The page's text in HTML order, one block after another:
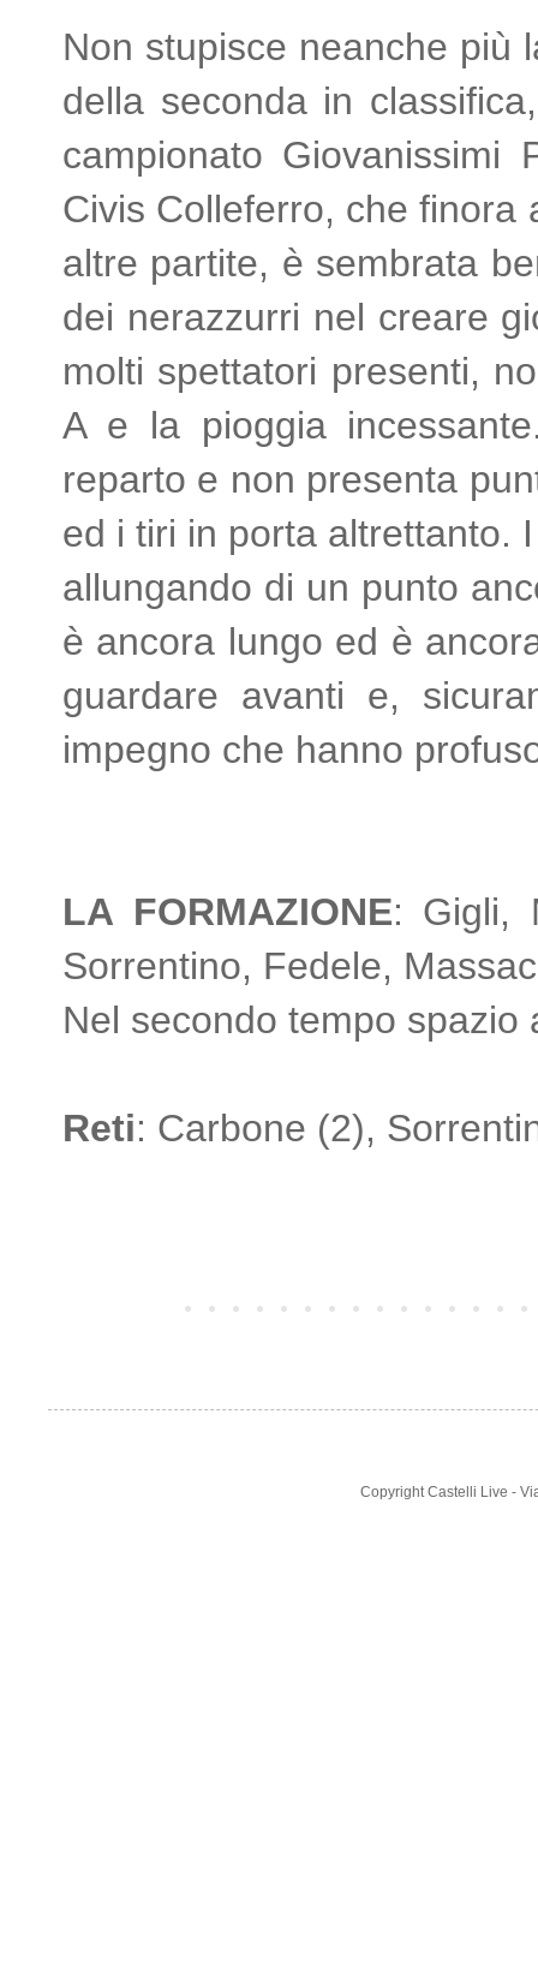
Non stupisce neanche più
della seconda in
campionato
Civis Colleferro, che finora
altre partite, è sembrata
dei nerazzurri nel creare
molti spettatori presenti,
A e la pioggia
reparto e non presenta
ed i tiri in porta altrettanto.
allungando di un punto
è ancora lungo ed è
guardare avanti e,
impegno che hanno
LA FORMAZIONE: Gigli,
Sorrentino, Fedele,
Nel secondo tempo spazio
Reti: Carbone (2),
Copyright Castelli Live -